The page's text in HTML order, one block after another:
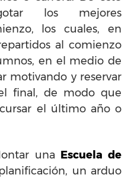
los mejores
los cuales, en
al comienzo
en el medio de
motivando y reservar
final, de modo que
el último año o
una Escuela de
un arduo